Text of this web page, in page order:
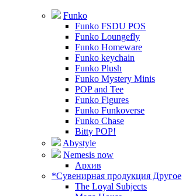
Funko
Funko FSDU POS
Funko Loungefly
Funko Homeware
Funko keychain
Funko Plush
Funko Mystery Minis
POP and Tee
Funko Figures
Funko Funkoverse
Funko Chase
Bitty POP!
Abystyle
Nemesis now
Архив
*Сувенирная продукция Другое
The Loyal Subjects